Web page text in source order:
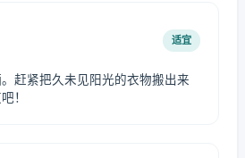
适宜
赶紧把久未见阳光的衣物搬出来
！